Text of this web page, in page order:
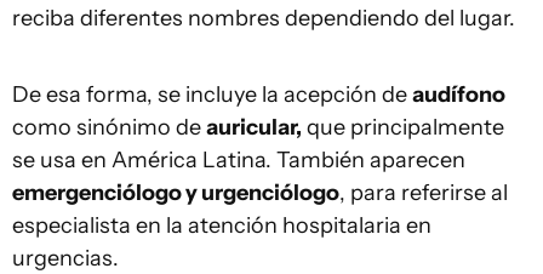
reciba diferentes nombres dependiendo del lugar.
De esa forma, se incluye la acepción deaudífono
como sinónimo deauricular, que principalmente
se usa en América Latina. También aparecen
emergenciólogo y urgenciólogo, para referirse al
especialista en la atención hospitalaria en
urgencias.